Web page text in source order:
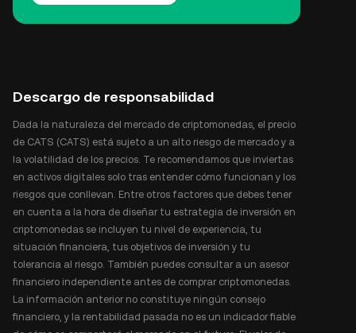
Descargo de responsabilidad
Dada la naturaleza del mercado de criptomonedas, el precio
de CATS (CATS) está sujeto a un alto riesgo de mercado y a
la volatilidad de los precios. Te recomendamos que inviertas
en activos digitales solo tras entender cómo funcionan y los
riesgos que conllevan. Entre otros factores que debes tener
en cuenta a la hora de diseñar tu estrategia de inversión en
criptomonedas se incluyen tu nivel de experiencia, tu
situación financiera, tus objetivos de inversión y tu
tolerancia al riesgo. También puedes consultar a un asesor
financiero independiente antes de comprar criptomonedas.
La información anterior no constituye ningún consejo
financiero, y la rentabilidad pasada no es un indicador fiable